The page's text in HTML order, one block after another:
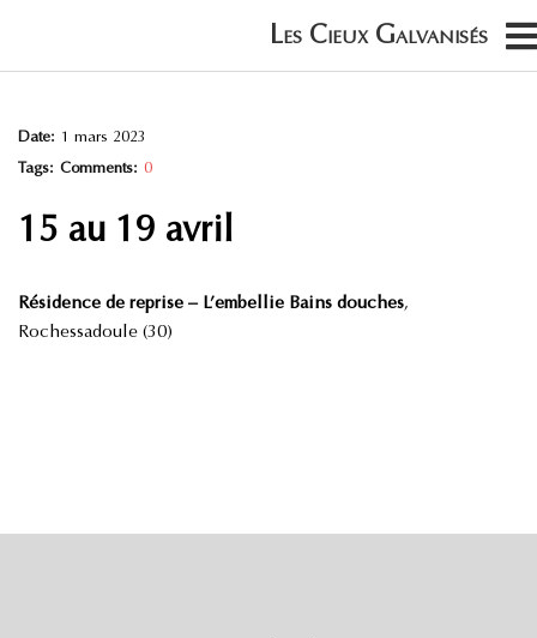
Date: 1 mars 2023
Tags: Comments: 0
15 au 19 avril
Résidence de reprise – L’embellie Bains douches,
Rochessadoule (30)